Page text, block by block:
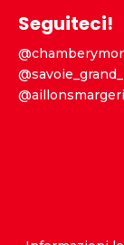
Seguiteci!